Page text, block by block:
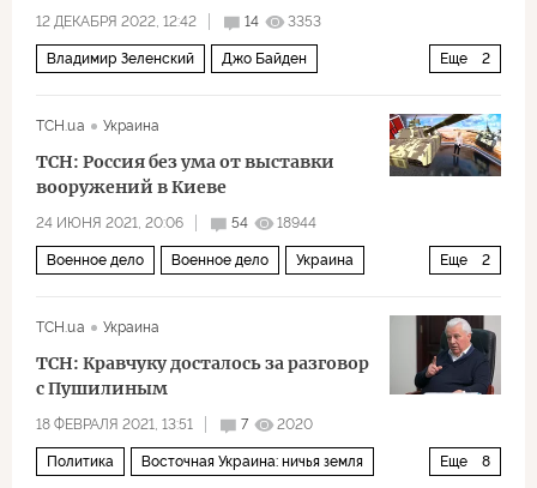
12 ДЕКАБРЯ 2022, 12:42 14 3353
Еще 2
Владимир Зеленский Джо Байден
ТСН.ua
Украина
ТСН: Россия без ума от выставки
вооружений в Киеве
24 ИЮНЯ 2021, 20:06 54 18944
Еще 2
Военное дело Военное дело Украина
ТСН.ua Украина
ТСН: Кравчуку досталось за разговор
с Пушилиным
18 ФЕВРАЛЯ 2021, 13:51 7 2020
Еще 8
Политика Восточная Украина: ничья земля